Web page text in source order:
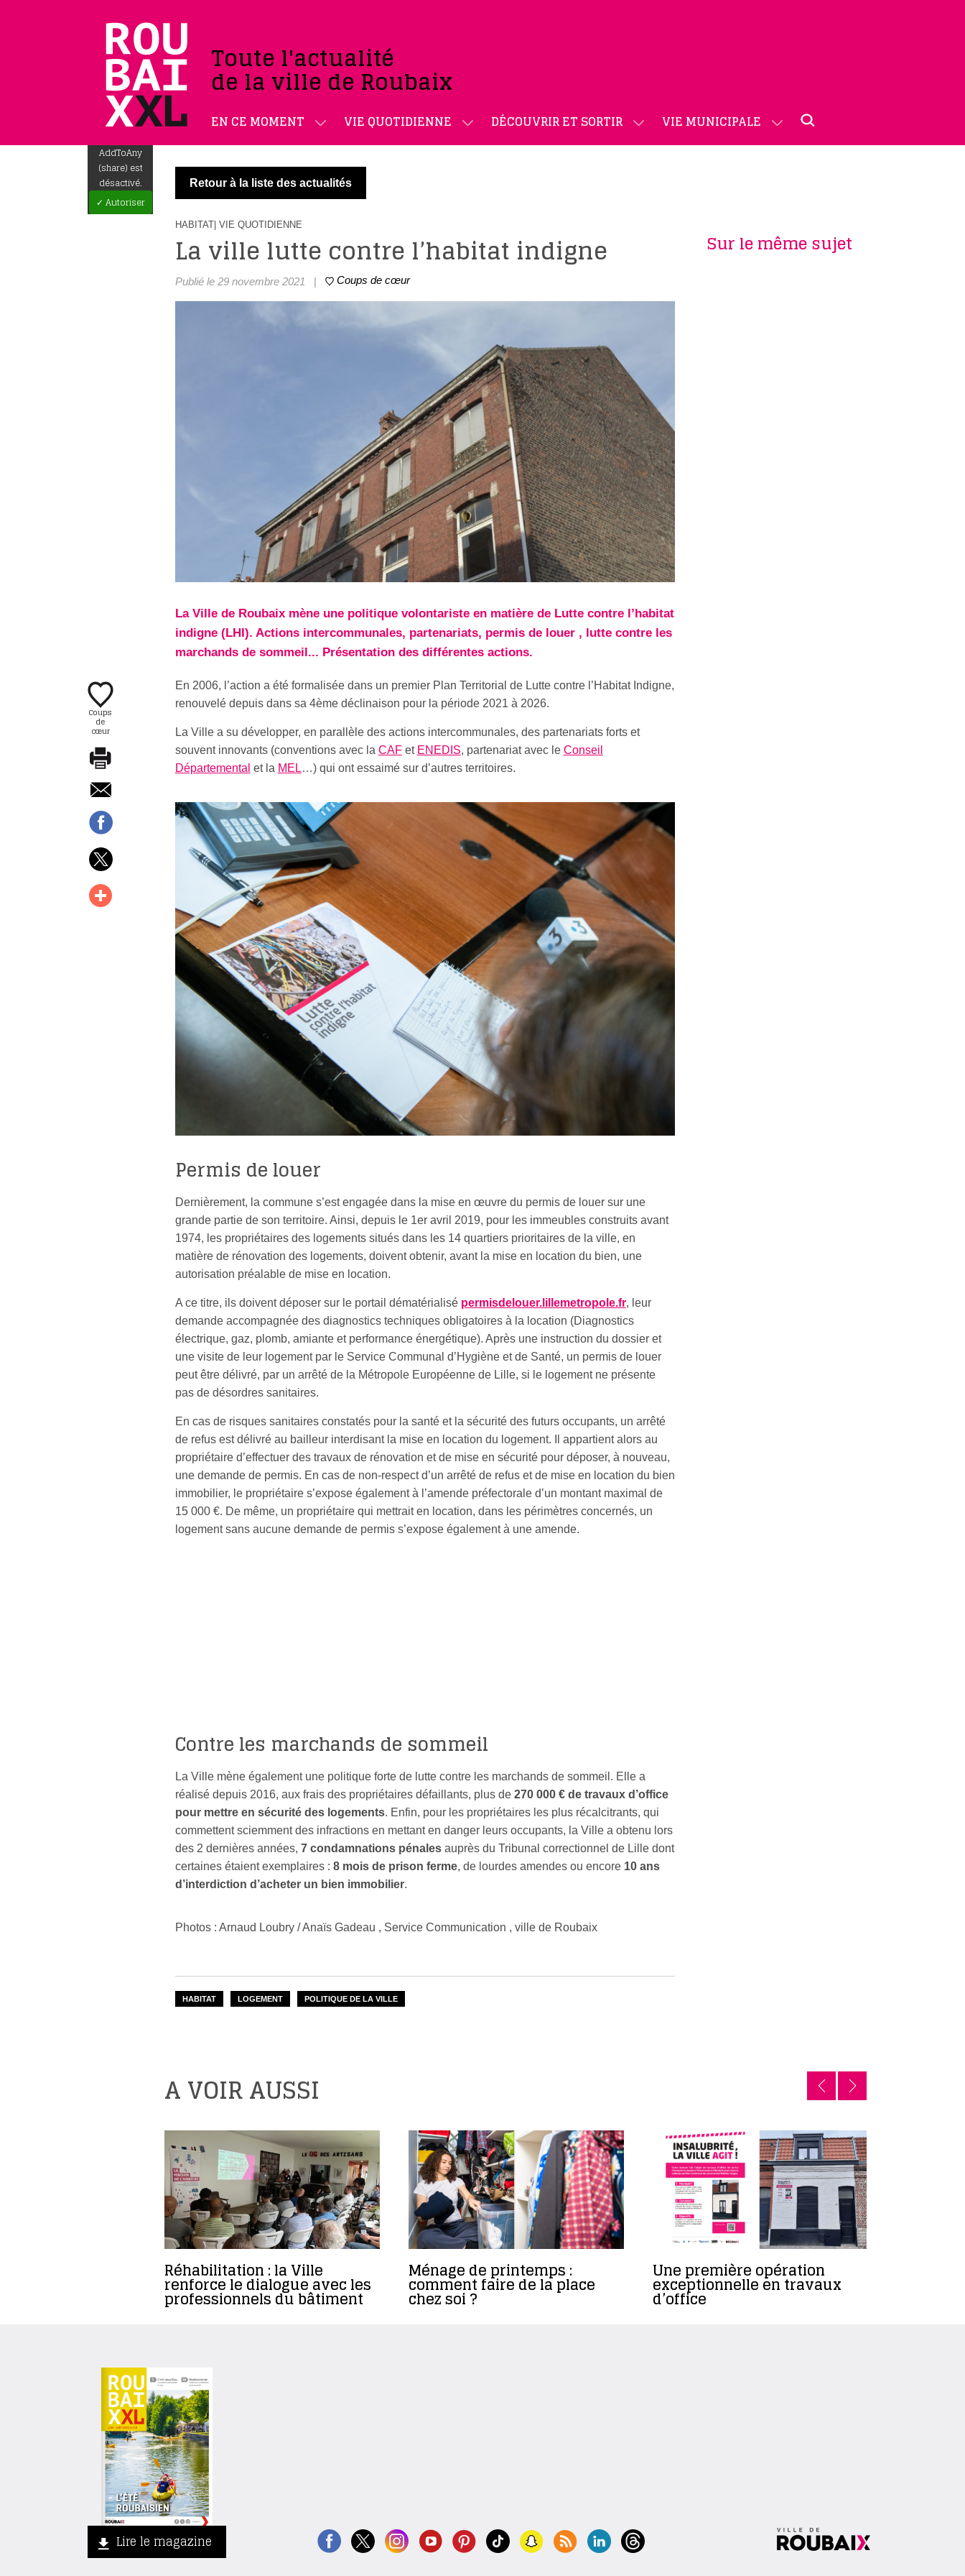
Toute l'actualité
de la ville de Roubaix
EN CE MOMENT VIE QUOTIDIENNE DÉCOUVRIR ET SORTIR VIE MUNICIPALE
AddToAny
(share) est
désactivé.
✓ Autoriser
Coups
de
cœur
Retour à la liste des actualités
HABITAT| VIE QUOTIDIENNE
La ville lutte contre l’habitat indigne
Publié le 29 novembre 2021 | Coups de cœur
La Ville de Roubaix mène une politique volontariste en matière de Lutte contre l’habitat
indigne (LHI). Actions intercommunales, partenariats, permis de louer , lutte contre les
marchands de sommeil... Présentation des différentes actions.
En 2006, l’action a été formalisée dans un premier Plan Territorial de Lutte contre l’Habitat Indigne,
renouvelé depuis dans sa 4ème déclinaison pour la période 2021 à 2026.
La Ville a su développer, en parallèle des actions intercommunales, des partenariats forts et
souvent innovants (conventions avec la CAFet ENEDIS, partenariat avec le Conseil
Départemental et la MEL…) qui ont essaimé sur d’autres territoires.
Permis de louer
Dernièrement, la commune s’est engagée dans la mise en œuvre du permis de louer sur une
grande partie de son territoire. Ainsi, depuis le 1er avril 2019, pour les immeubles construits avant
1974, les propriétaires des logements situés dans les 14 quartiers prioritaires de la ville, en
matière de rénovation des logements, doivent obtenir, avant la mise en location du bien, une
autorisation préalable de mise en location.
A ce titre, ils doivent déposer sur le portail dématérialisé permisdelouer.lillemetropole.fr, leur
demande accompagnée des diagnostics techniques obligatoires à la location (Diagnostics
électrique, gaz, plomb, amiante et performance énergétique). Après une instruction du dossier et
une visite de leur logement par le Service Communal d’Hygiène et de Santé, un permis de louer
peut être délivré, par un arrêté de la Métropole Européenne de Lille, si le logement ne présente
pas de désordres sanitaires.
En cas de risques sanitaires constatés pour la santé et la sécurité des futurs occupants, un arrêté
de refus est délivré au bailleur interdisant la mise en location du logement. Il appartient alors au
propriétaire d’effectuer des travaux de rénovation et de mise en sécurité pour déposer, à nouveau,
une demande de permis. En cas de non-respect d’un arrêté de refus et de mise en location du bien
immobilier, le propriétaire s’expose également à l’amende préfectorale d’un montant maximal de
15 000 €. De même, un propriétaire qui mettrait en location, dans les périmètres concernés, un
logement sans aucune demande de permis s’expose également à une amende.
Contre les marchands de sommeil
La Ville mène également une politique forte de lutte contre les marchands de sommeil. Elle a
réalisé depuis 2016, aux frais des propriétaires défaillants, plus de 270 000 € de travaux d’office
pour mettre en sécurité des logements. Enfin, pour les propriétaires les plus récalcitrants, qui
commettent sciemment des infractions en mettant en danger leurs occupants, la Ville a obtenu lors
des 2 dernières années, 7 condamnations pénalesauprès du Tribunal correctionnel de Lille dont
certaines étaient exemplaires : 8 mois de prison ferme, de lourdes amendes ou encore 10 ans
d’interdiction d’acheter un bien immobilier.
Photos : Arnaud Loubry / Anaïs Gadeau , Service Communication , ville de Roubaix
HABITAT LOGEMENT POLITIQUE DE LA VILLE
Sur le même sujet
A VOIR AUSSI
Réhabilitation : la Ville
renforce le dialogue avec les
professionnels du bâtiment
Ménage de printemps :
comment faire de la place
chez soi ?
Une première opération
exceptionnelle en travaux
d’office
Lire le magazine